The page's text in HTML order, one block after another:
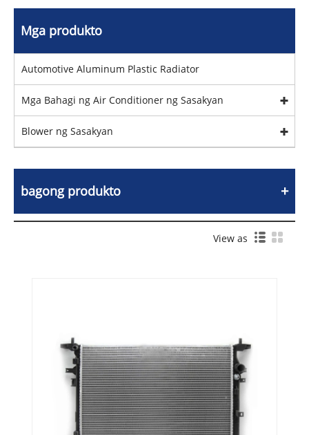
Mga produkto
Automotive Aluminum Plastic Radiator
Mga Bahagi ng Air Conditioner ng Sasakyan
Blower ng Sasakyan
bagong produkto
View as